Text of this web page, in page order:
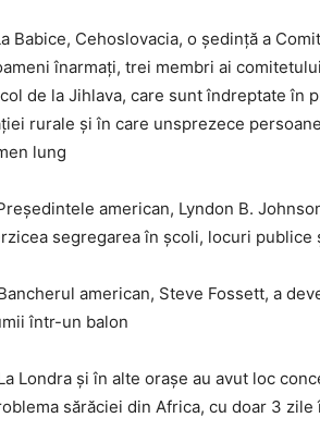
Babice, Cehoslovacia, o ședință a
înarmați, trei membri ai
de la Jihlava, care sunt îndreptate
rurale și în care unsprezece
lung
american, Lyndon B.
segregarea în școli, locuri publice
american, Steve Fossett, a
într-un balon
Londra și în alte orașe au avut loc
sărăciei din Africa, cu doar 3